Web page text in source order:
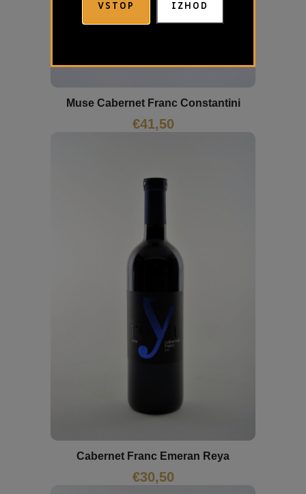
VSTOP IZHOD
Muse Cabernet Franc Constantini
€41,50
Cabernet Franc Emeran Reya
€30,50